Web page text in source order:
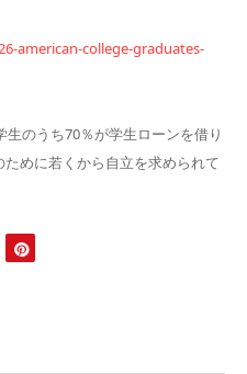
american-college-graduates-
のうち70％が学生ローンを借り
めに若くから自立を求められて